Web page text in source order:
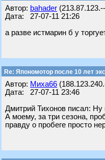
Автор: bahader
Дата: 27-07-11 21:26
а разве истмарин б у
Re: Япономотор после 10 лет
Автор: Миха66
Дата: 27-07-11 23:46
Дмитрий Тихонов писал: Ну
А моему, за три сезона,
правду о пробеге просто